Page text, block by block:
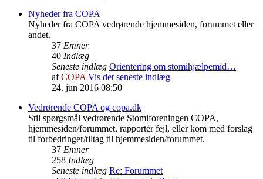
Nyheder fra COPA
Nyheder fra COPA vedrørende hjemmesiden, forummet eller
andet.
37 Emner
40 Indlæg
Seneste indlæg Orientering om stomihjælpemid…
afCOPA Vis det seneste indlæg
24. jun 2016 08:50
Vedrørende COPA og copa.dk
Stil spørgsmål vedrørende Stomiforeningen COPA,
hjemmesiden/forummet, rapportér fejl, eller kom med forslag
til forbedringer/tiltag til hjemmesiden/forummet.
37 Emner
258 Indlæg
Seneste indlæg Re: Forummet